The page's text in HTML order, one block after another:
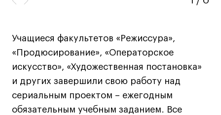
ИЗО и Керамика
Ландшафтный дизайн
Все программы
Онлайн-программы
Учащиеся факультетов «Режиссура»,
«Продюсирование», «Операторское
искусство», «Художественная постановка»
и других завершили свою работу над
сериальным проектом – ежегодным
обязательным учебным заданием. Все